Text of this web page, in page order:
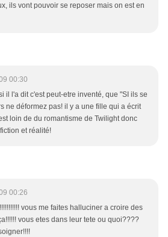
ils vont pouvoir se reposer mais on est en
00:30
il l'a dit c'est peut-etre inventé, que "SI ils se
ne déformez pas! il y a une fille qui a écrit
loin de du romantisme de Twilight donc
et réalité!
00:26
vous me faites halluciner a croire des
vous etes dans leur tete ou quoi????